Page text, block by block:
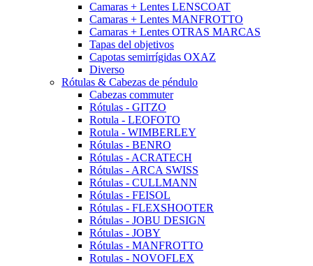
Camaras + Lentes LENSCOAT
Camaras + Lentes MANFROTTO
Camaras + Lentes OTRAS MARCAS
Tapas del objetivos
Capotas semirrígidas OXAZ
Diverso
Rótulas & Cabezas de péndulo
Cabezas commuter
Rótulas - GITZO
Rotula - LEOFOTO
Rotula - WIMBERLEY
Rótulas - BENRO
Rótulas - ACRATECH
Rótulas - ARCA SWISS
Rótulas - CULLMANN
Rótulas - FEISOL
Rótulas - FLEXSHOOTER
Rótulas - JOBU DESIGN
Rótulas - JOBY
Rótulas - MANFROTTO
Rotulas - NOVOFLEX